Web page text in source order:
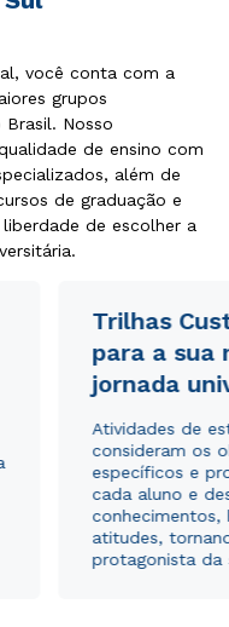
você conta com a
grupos
Nosso
de ensino com
além de
de graduação e
de escolher a
Trilhas
para a sua
jornada
Atividades de
consideram os
específicos e
cada aluno e
conhecimentos,
atitudes,
protagonista da